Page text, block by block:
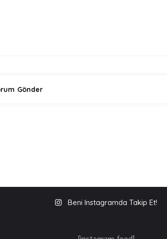
Beni Instagramda Takip Et!